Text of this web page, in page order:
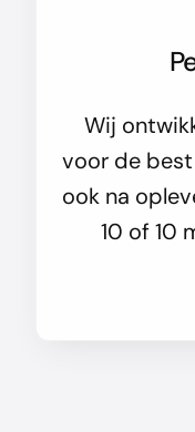
Wij
voor de
ook na
10 of 10